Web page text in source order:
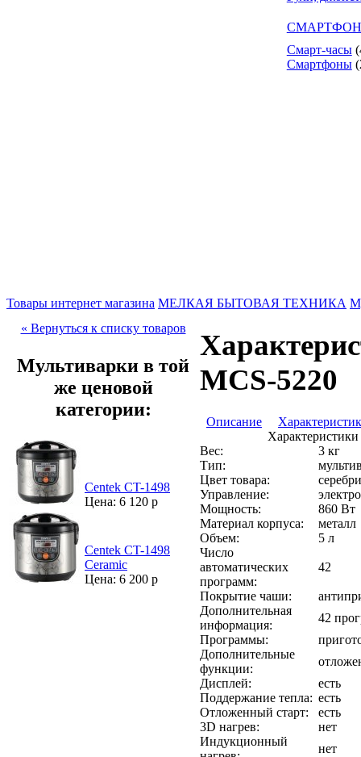
Смарт-часы
Смартфоны
Товары интернет магазина МЕЛКАЯ БЫТОВАЯ ТЕХНИКА
« Вернуться к списку товаров
Мультиварки в той
же ценовой
категории:
Centek CT-1498
Цена: 6 120 р
Centek CT-1498
Ceramic
Цена: 6 200 р
MCS-5220
Описание
Вес:
3 кг
Тип:
Цвет товара:
Управление:
Мощность:
860 Вт
Материал корпуса:
металл
Объем:
5 л
Число
автоматических
программ:
42
Покрытие чаши:
Дополнительная
информация:
42
Программы:
Дополнительные
функции:
Дисплей:
есть
Поддержание тепла: есть
Отложенный старт:
есть
3D нагрев:
нет
Индукционный
нет